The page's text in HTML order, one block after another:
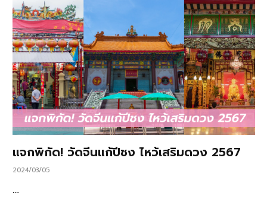
แจกพิกัด! วัดจีนแก้ปีชง ไหว้เสริมดวง 2567
2024/03/05
…